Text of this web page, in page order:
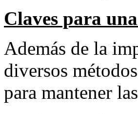
Claves para
Además de la
diversos
para mantener